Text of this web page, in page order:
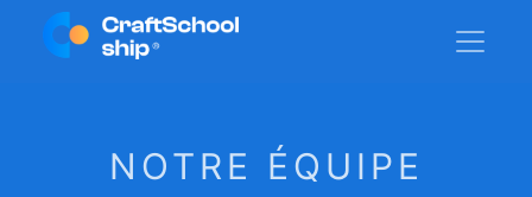
NOTRE ÉQUIPE